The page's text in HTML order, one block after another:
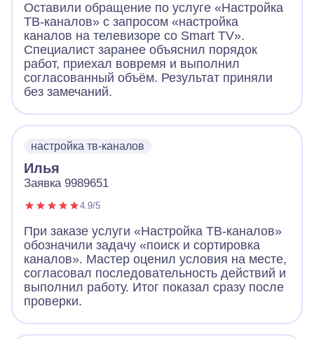
Оставили обращение по услуге «Настройка
ТВ-каналов» с запросом «настройка
каналов на телевизоре со Smart TV».
Специалист заранее объяснил порядок
работ, приехал вовремя и выполнил
согласованный объём. Результат приняли
без замечаний.
настройка тв-каналов
Илья
Заявка 9989651
4.9/5
При заказе услуги «Настройка ТВ-каналов»
обозначили задачу «поиск и сортировка
каналов». Мастер оценил условия на месте,
согласовал последовательность действий и
выполнил работу. Итог показал сразу после
проверки.